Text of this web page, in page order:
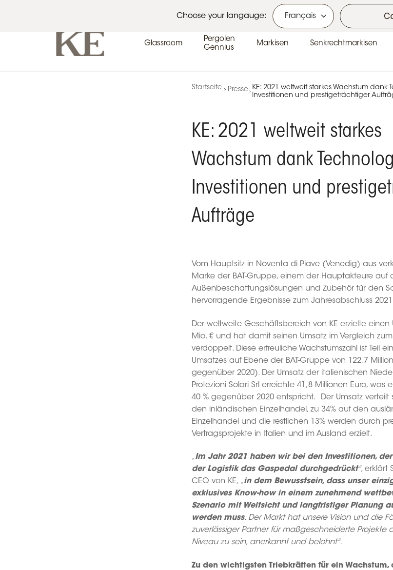
Choose your langauge:
Glassroom
Pergolen
Gennius
Markisen Senkrechtmarkisen
Startseite Presse
KE: 2021 weltweit starkes Wachstum dank
Investitionen und prestigeträchtiger
KE: 2021 weltweit starkes
Wachstum dank
Investitionen und
Aufträge
Vom Hauptsitz in Noventa di Piave (Venedig) aus
Marke der BAT-Gruppe, einem der Hauptakteure auf
Außenbeschattungslösungen und Zubehör für den
hervorragende Ergebnisse zum Jahresabschluss
Der weltweite Geschäftsbereich von KE erzielte einen
Mio. € und hat damit seinen Umsatz im Vergleich
verdoppelt. Diese erfreuliche Wachstumszahl ist Teil
Umsatzes auf Ebene der BAT-Gruppe von 122,7
gegenüber 2020). Der Umsatz der italienischen
Protezioni Solari Srl erreichte 41,8 Millionen Euro, was
40 % gegenüber 2020 entspricht. Der Umsatz verteilt
den inländischen Einzelhandel, zu 34% auf den
Einzelhandel und die restlichen 13% werden durch
Vertragsprojekte in Italien und im Ausland erzielt.
„Im Jahr 2021 haben wir bei den Investitionen,
der Logistik das Gaspedal durchgedrückt", erklärt
CEO von KE, „in dem Bewusstsein, dass unser
exklusives Know-how in einem zunehmend
Szenario mit Weitsicht und langfristiger Planung
werden muss. Der Markt hat unsere Vision und die
zuverlässiger Partner für maßgeschneiderte Projekte
Niveau zu sein, anerkannt und belohnt".
Zu den wichtigsten Triebkräften für ein Wachstum,